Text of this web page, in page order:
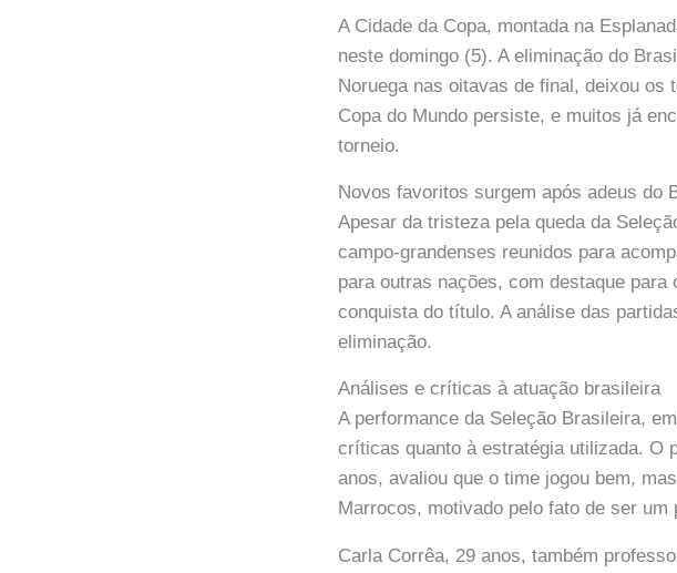
A Cidade da Copa, montada na
neste domingo (5). A eliminação do
Noruega nas oitavas de final, deixou os
Copa do Mundo persiste, e muitos já
torneio.
Novos favoritos surgem após adeus do
Apesar da tristeza pela queda da
campo-grandenses reunidos para
para outras nações, com destaque
conquista do título. A análise das
eliminação.
Análises e críticas à atuação brasileira
A performance da Seleção Brasileira,
críticas quanto à estratégia utilizada. O
anos, avaliou que o time jogou bem,
Marrocos, motivado pelo fato de ser
Carla Corrêa, 29 anos, também